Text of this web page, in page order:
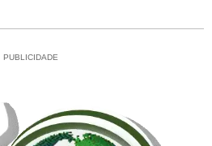
PUBLICIDADE